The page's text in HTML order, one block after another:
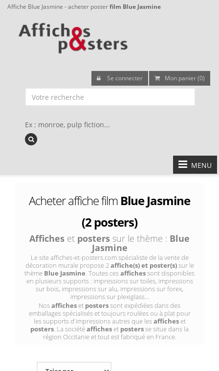
Affiche Blue Jasmine - acheter posterfilm Blue Jasmine
Se connecter Mon panier (0)
Ex : monroe, pulp fiction...
MENU
Acheter affiche film Blue Jasmine
(2 posters)
Affiches et posters sur le thème : Blue
Jasmine
Le site affiches-et-posters.com spécialiste de la vente de
décoration murale propose 2affiche(s) et poster(s)sur le
thème Blue Jasmine. Toutes cesaffichessont disponibles
en plusieurs supports : impressions sur toiles, impressions
sur bois, impressions sur alu, impressions sur forex,
impressions sur plexiglass...
Nosafficheset posterssont expédiées dans des
emballages spécialisés et toujours roulées ou à plat pour
les supports d'impressions autres que lesafficheset
posters. La sociétéafficheset postersse situe dans la
région Occitanie et tout est fabriqué en France.